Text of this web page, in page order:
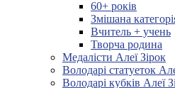
60+ років
Змішана
Вчитель + учень
Творча родина
Медалісти Алеї Зірок
Володарі статуеток
Володарі кубків Алеї